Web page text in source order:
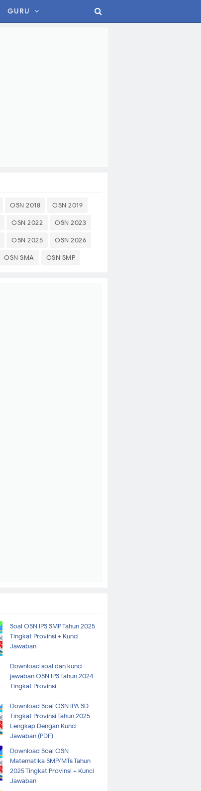
GURU
OSN 2018 OSN 2019
OSN 2022 OSN 2023
OSN 2025 OSN 2026
OSN SMA OSN SMP
Soal OSN IPS SMP Tahun 2025
Tingkat Provinsi + Kunci
Jawaban
Download soal dan kunci
jawaban OSN IPS Tahun 2024
Tingkat Provinsi
Download Soal OSN IPA SD
Tingkat Provinsi Tahun 2025
Lengkap Dengan Kunci
Jawaban (PDF)
Download Soal OSN
Matematika SMP/MTs Tahun
2025 Tingkat Provinsi + Kunci
Jawaban